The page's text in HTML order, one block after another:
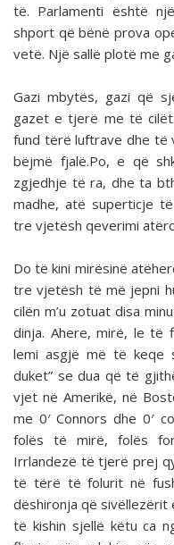
të. Parlamenti është
shport që bënë prova
vetë. Një sallë plotë me
Gazi mbytës, gazi që
gazet e tjerë me të
fund tërë luftrave dhe të
bëjmë fjalë.Po, e që
zgjedhje të ra, dhe ta
madhe, atë superticje
tre vjetësh qeverimi
Do të kini mirësinë
tre vjetësh të më jepni
cilën m’u zotuat disa
dinja. Ahere, mirë, le të
lemi asgjë më të keqe
duket” se dua që të
vjet në Amerikë, në
me 0′ Connors dhe 0′
folës të mirë, folës
Irrlandezë të tjerë prej
të tërë të folurit në
dëshironja që sivëllezërit
të kishin sjellë këtu ca